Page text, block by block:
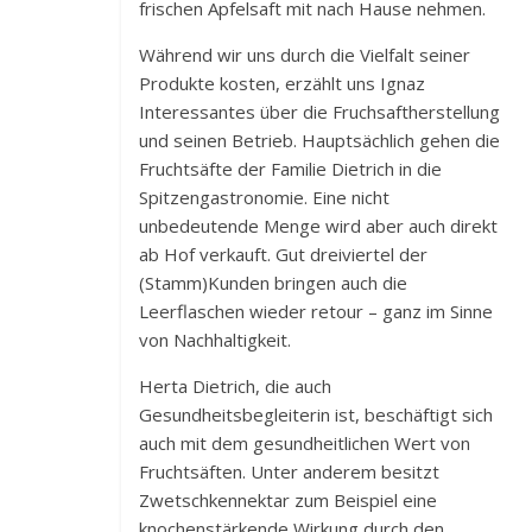
frischen Apfelsaft mit nach Hause nehmen.
Während wir uns durch die Vielfalt seiner
Produkte kosten, erzählt uns Ignaz
Interessantes über die Fruchsaftherstellung
und seinen Betrieb. Hauptsächlich gehen die
Fruchtsäfte der Familie Dietrich in die
Spitzengastronomie. Eine nicht
unbedeutende Menge wird aber auch direkt
ab Hof verkauft. Gut dreiviertel der
(Stamm)Kunden bringen auch die
Leerflaschen wieder retour – ganz im Sinne
von Nachhaltigkeit.
Herta Dietrich, die auch
Gesundheitsbegleiterin ist, beschäftigt sich
auch mit dem gesundheitlichen Wert von
Fruchtsäften. Unter anderem besitzt
Zwetschkennektar zum Beispiel eine